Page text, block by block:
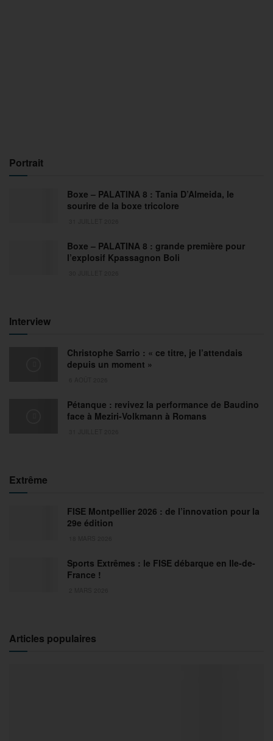
Portrait
Boxe – PALATINA 8 : Tania D’Almeida, le
sourire de la boxe tricolore
Boxe – PALATINA 8 : grande première pour
l’explosif Kpassagnon Boli
Interview
Christophe Sarrio : « ce titre, je l’attendais
depuis un moment »
Pétanque : revivez la performance de Baudino
face à Meziri-Volkmann à Romans
Extrême
FISE Montpellier 2026 : de l’innovation pour la
29e édition
Sports Extrêmes : le FISE débarque en Ile-de-
France !
Articles populaires